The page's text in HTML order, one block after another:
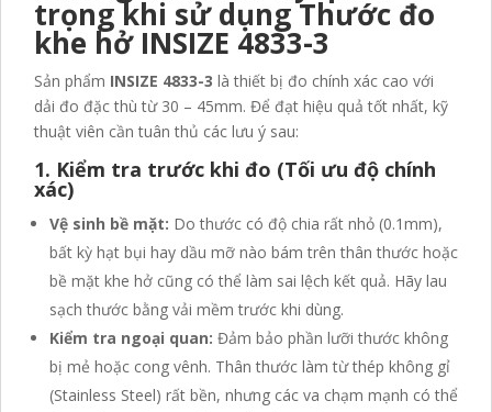
trọng khi sử dụng Thước đo
khe hở INSIZE 4833-3
Sản phẩm INSIZE 4833-3 là thiết bị đo chính xác cao với
dải đo đặc thù từ 30 – 45mm. Để đạt hiệu quả tốt nhất, kỹ
thuật viên cần tuân thủ các lưu ý sau:
1. Kiểm tra trước khi đo (Tối ưu độ chính
xác)
Vệ sinh bề mặt: Do thước có độ chia rất nhỏ (0.1mm),
bất kỳ hạt bụi hay dầu mỡ nào bám trên thân thước hoặc
bề mặt khe hở cũng có thể làm sai lệch kết quả. Hãy lau
sạch thước bằng vải mềm trước khi dùng.
Kiểm tra ngoại quan: Đảm bảo phần lưỡi thước không
bị mẻ hoặc cong vênh. Thân thước làm từ thép không gỉ
(Stainless Steel) rất bền, nhưng các va chạm mạnh có thể